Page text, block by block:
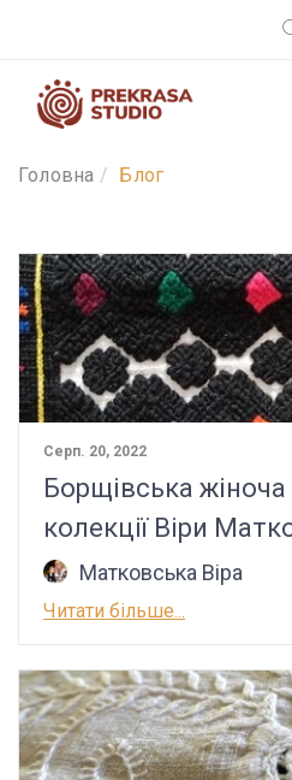
Головна Блог
Серп. 20, 2022
Борщівська жіноча
колекції Віри
Матковська Віра
Читати більше...